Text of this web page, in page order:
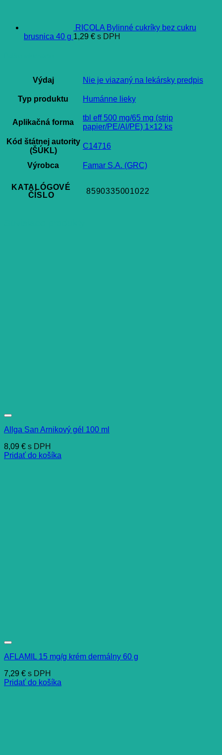
RICOLA Bylinné cukríky bez cukru
brusnica 40 g 1,29 € s DPH
Výdaj Nie je viazaný na lekársky predpis
Typ produktu Humánne lieky
Aplikačná forma
tbl eff 500 mg/65 mg (strip
papier/PE/Al/PE) 1×12 ks
Kód štátnej autority
(ŠÚKL)
C14716
Výrobca Famar S.A. (GRC)
KATALÓGOVÉ
ČÍSLO
8590335001022
Allga San Arnikový gél 100 ml
8,09 € s DPH
Pridať do košíka
AFLAMIL 15 mg/g krém dermálny 60 g
7,29 € s DPH
Pridať do košíka